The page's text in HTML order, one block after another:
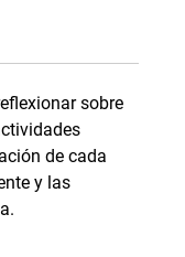
sobre
de cada
y las